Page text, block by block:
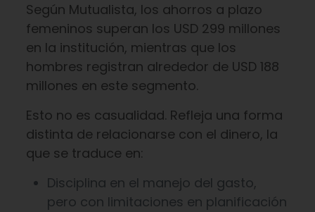
Según Mutualista, los ahorros a plazo
femeninos superan los USD 299 millones
en la institución, mientras que los
hombres registran alrededor de USD 188
millones en este segmento.
Esto no es casualidad. Refleja una forma
distinta de relacionarse con el dinero, la
que se traduce en:
Disciplina en el manejo del gasto,
pero con limitaciones en planificación